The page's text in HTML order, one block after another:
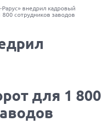
Рарус» внедрил кадровый
сотрудников заводов
для 1 800